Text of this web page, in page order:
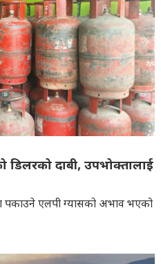
डिलरको दाबी, उपभोक्तालाई
पकाउने एलपी ग्यासको अभाव भएको